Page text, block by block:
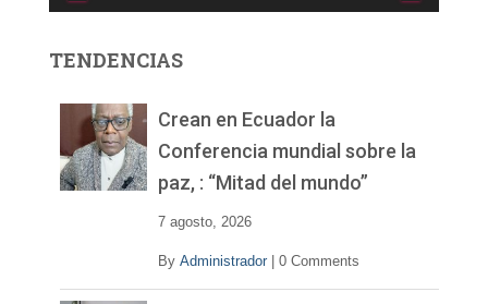
d
TENDENCIAS
Crean en Ecuador la
Conferencia mundial sobre la
paz, : “Mitad del mundo”
7 agosto, 2026
By Administrador 0 Comments